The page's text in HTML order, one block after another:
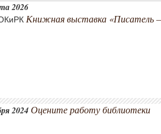
2026
Книжная выставка «Писатель
2024 Оцените работу библиотеки